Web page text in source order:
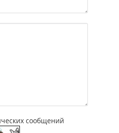
сообщений